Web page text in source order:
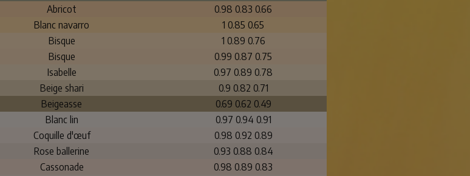
Abricot
0.98 0.83 0.66
Blanc navarro
1 0.85 0.65
Bisque
1 0.89 0.76
Bisque
0.99 0.87 0.75
Isabelle
0.97 0.89 0.78
Beige shari
0.9 0.82 0.71
Beigeasse
0.69 0.62 0.49
Blanc lin
0.97 0.94 0.91
Coquille d'œuf
0.98 0.92 0.89
Rose ballerine
0.93 0.88 0.84
Cassonade
0.98 0.89 0.83